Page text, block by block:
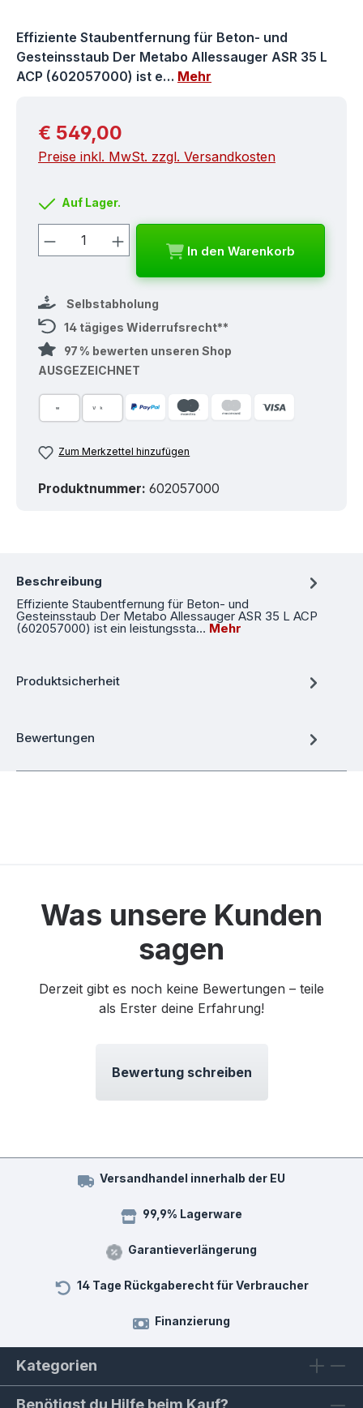
Effiziente Staubentfernung für Beton- und
Gesteinsstaub Der Metabo Allessauger ASR 35 L
ACP (602057000) ist e… Mehr
Regulärer Preis:
€ 549,00
Preise inkl. MwSt. zzgl. Versandkosten
Auf Lager.
Produkt Anzahl: Gib den
In den Warenkorb
Selbstabholung
14 tägiges Widerrufsrecht**
97 % bewerten unseren Shop
AUSGEZEICHNET
Zum Merkzettel hinzufügen
Produktnummer: 602057000
Beschreibung
Effiziente Staubentfernung für Beton- und
Gesteinsstaub Der Metabo Allessauger ASR 35 L ACP
(602057000) ist ein leistungssta… Mehr
Produktsicherheit
Bewertungen
Was unsere Kunden
sagen
Derzeit gibt es noch keine Bewertungen – teile
als Erster deine Erfahrung!
Bewertung schreiben
Versandhandel innerhalb der EU
99,9% Lagerware
Garantieverlängerung
14 Tage Rückgaberecht für Verbraucher
Finanzierung
Kategorien
Benötigst du Hilfe beim Kauf?